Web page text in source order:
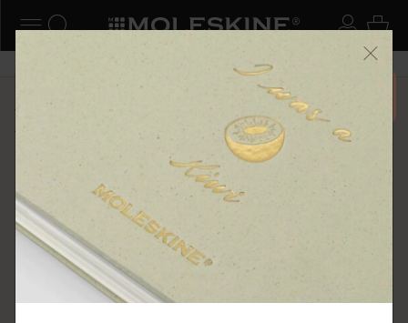
ナビゲーションの切替 ログ
検索 (キーワードなど) カ
6,500円以上のご購入で送料無料 メニ
ーを閉じる
ショップ
Kaweco Classic Collection